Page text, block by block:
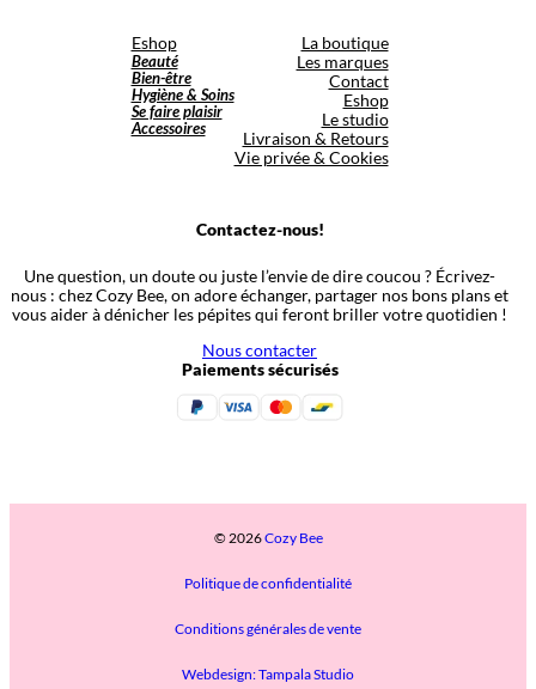
Eshop
Beauté
Bien-être
Hygiène & Soins
Se faire plaisir
Accessoires
La boutique
Les marques
Contact
Eshop
Le studio
Livraison & Retours
Vie privée & Cookies
Contactez-nous!
Une question, un doute ou juste l’envie de dire coucou ? Écrivez-
nous : chez Cozy Bee, on adore échanger, partager nos bons plans et
vous aider à dénicher les pépites qui feront briller votre quotidien !
Nous contacter
Paiements sécurisés
© 2026Cozy Bee
Politique de confidentialité
Conditions générales de vente
Webdesign: Tampala Studio